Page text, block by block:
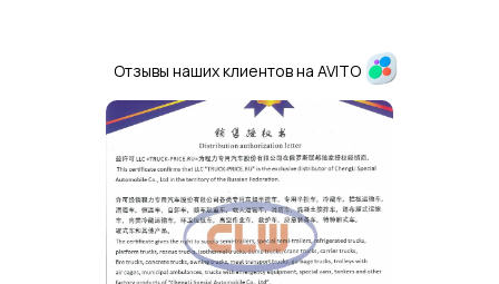
Отзывы наших клиентов на AVITO